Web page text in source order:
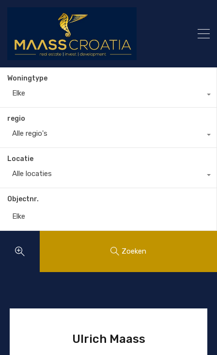
Woningtype
Elke
regio
Alle regio's
Locatie
Alle locaties
Objectnr.
Zoeken
Ulrich Maass